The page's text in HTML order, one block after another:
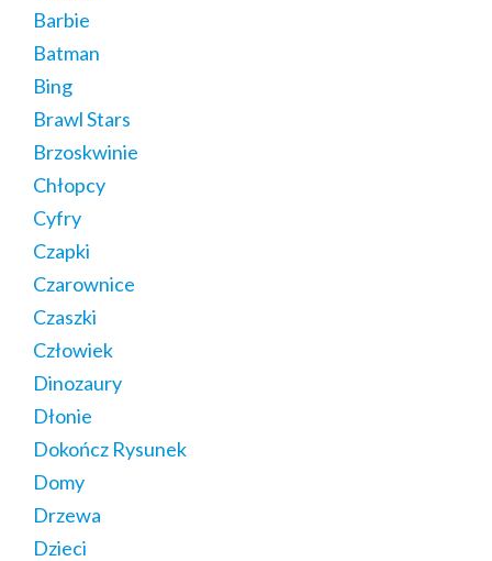
Barbie
Batman
Bing
Brawl Stars
Brzoskwinie
Chłopcy
Cyfry
Czapki
Czarownice
Czaszki
Człowiek
Dinozaury
Dłonie
Dokończ Rysunek
Domy
Drzewa
Dzieci